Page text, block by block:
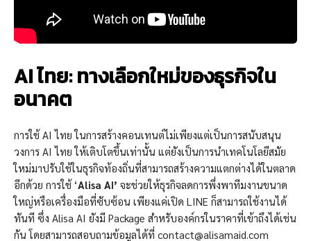
AI ไทย: ทางเลือกใหม่ของธุรกิจใน
อนาคต
การใช้ AI ไทย ในการสร้างคอนเทนต์ไม่เพียงแต่เป็นการสนับสนุน
วงการ AI ไทย ให้เติบโตขึ้นเท่านั้น แต่ยังเป็นการนำเทคโนโลยีสมัย
ใหม่มาปรับใช้ในธุรกิจท้องถิ่นที่สามารถสร้างความแตกต่างได้ในตลาด
อีกด้วย การใช้ ‘Alisa AI’ จะช่วยให้ธุรกิจลดการพึ่งพาทีมงานขนาด
ใหญ่หรือเครื่องมือที่ซับซ้อน เพียงแค่เปิด LINE ก็สามารถใช้งานได้
ทันที ซึ่ง Alisa AI ยังมี Package สำหรับองค์กรในราคาที่เข้าถึงได้เช่น
กัน โดยสามารถสอบถามข้อมูลได้ที่ contact@alisamaid.com